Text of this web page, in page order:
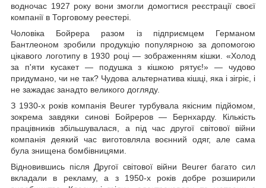
водночас 1927 року вони змогли домогтися реєстрації своєї
компанії в Торговому реестері.
Чоловіка Бойрера разом із підприємцем Германом
Бантлеоном зробили продукцію популярною за допомогою
цікавого логотипу в 1930 році — зображенням кішки. «Холод
за п'яти кусакет — подушка з кішкою рятує!» — чудово
придумано, чи не так? Чудова альтернатива кішці, яка і зігріє, і
не зажадає занадто великого догляду.
З 1930-х років компанія Beurer турбувала якісним підйомом,
зокрема завдяки синові Бойреров — Бернхарду. Кількість
працівників збільшувалася, а під час другої світової війни
компанія деякий час виготовляла воєнний одяг, але сама
була знищена бомбівницями.
Відновившись після Другої світової війни Beurer багато сил
вкладали в рекламу, а з 1950-х років добре розширили